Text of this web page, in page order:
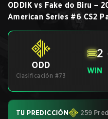
ODDIK vs Fake do Biru –
American Series #6 CS2
ODD
Clasificación #73
WIN
2
TU PREDICCIÓN 259